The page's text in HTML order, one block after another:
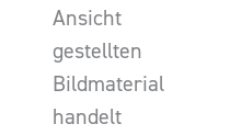
Ansicht
gestellten
Bildmaterial
handelt